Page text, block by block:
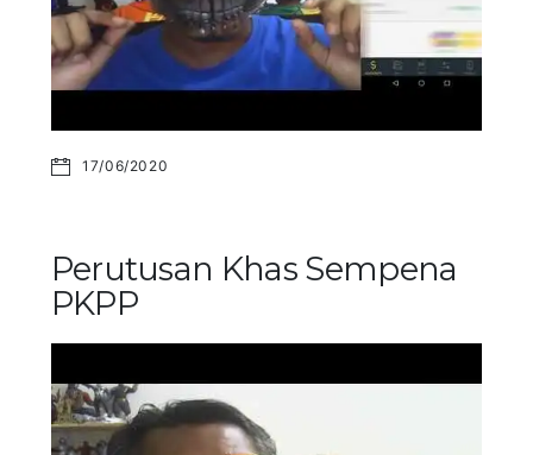
17/06/2020
Perutusan Khas Sempena
PKPP